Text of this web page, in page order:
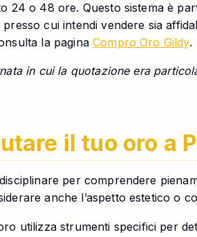
24 o 48 ore. Questo sistema è
cui intendi vendere sia
la paginaCompro Oro Gildy.
in cui la quotazione era
il tuo oro a
per comprendere
anche l’aspetto estetico o
utilizza strumenti specifici per